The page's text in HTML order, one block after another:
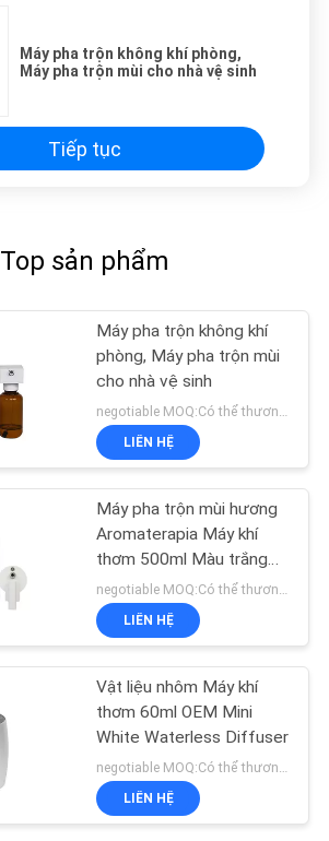
Máy pha trộn không khí phòng,
Máy pha trộn mùi cho nhà vệ sinh
Tiếp tục
Top sản phẩm
Máy pha trộn không khí
phòng, Máy pha trộn mùi
cho nhà vệ sinh
negotiable MOQ:Có thể thương lượng
LIÊN HỆ
Máy pha trộn mùi hương
Aromaterapia Máy khí
thơm 500ml Màu trắng
800-1200m3
LIÊN HỆ
Vật liệu nhôm Máy khí
thơm 60ml OEM Mini
White Waterless Diffuser
LIÊN HỆ